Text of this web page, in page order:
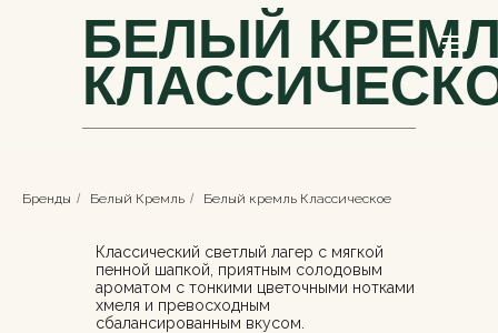
БЕЛЫЙ
Бренды / Белый Кремль / Белый кремль Классическое
Классический светлый лагер с мягкой
пенной шапкой, приятным солодовым
ароматом с тонкими цветочными нотками
хмеля и превосходным
сбалансированным вкусом.